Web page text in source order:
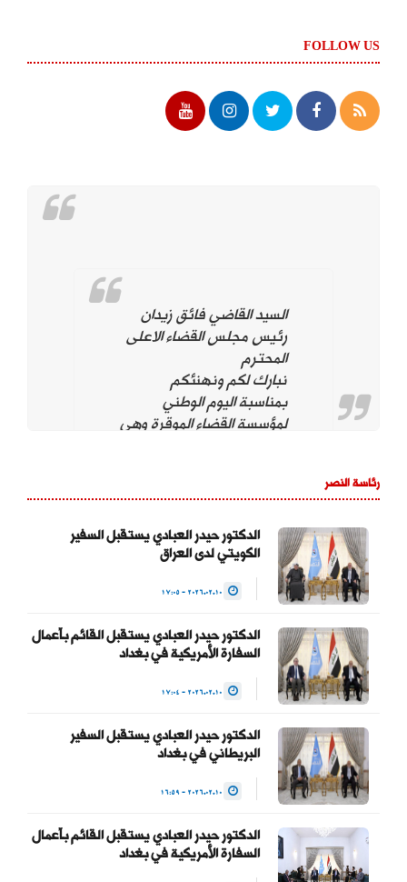
FOLLOW US
السيد القاضي فائق زيدان
رئيس مجلس القضاء الاعلى
المحترم
نبارك لكم ونهنئكم
بمناسبة اليوم الوطني
لمؤسسة القضاء الموقرة وهي
استقلال مؤسسة القضاء
المواطنين وحماية التجربة
الديمقراطية والتداول السلمي
للسلطة والحفاظ على…
العبادي
January 23, 2026
رئاسة النصر
الدكتور حيدر العبادي يستقبل السفير
الكويتي لدى العراق
الدكتور حيدر العبادي يستقبل القائم بأعمال
السفارة الأمريكية في بغداد
الدكتور حيدر العبادي يستقبل السفير
البريطاني في بغداد
الدكتور حيدر العبادي يستقبل القائم بأعمال
السفارة الأمريكية في بغداد